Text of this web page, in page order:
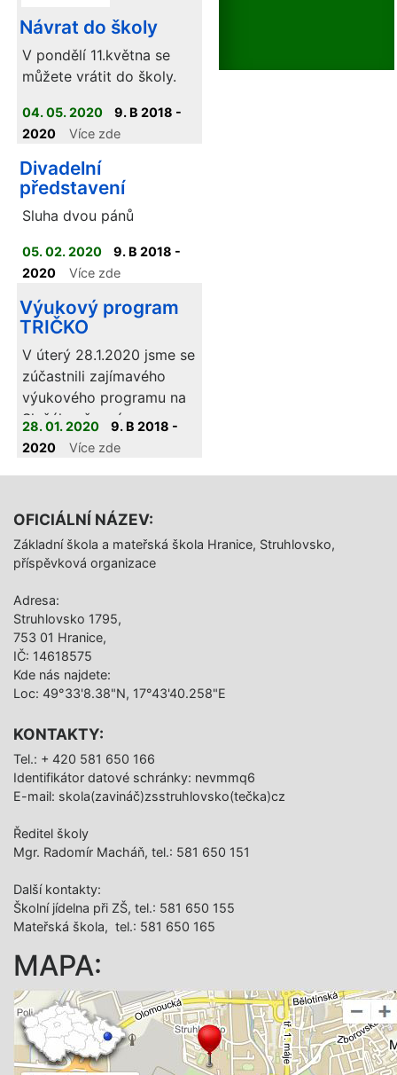
Návrat do školy
V pondělí 11.května se
můžete vrátit do školy.
04. 05. 2020
9. B 2018 -
2020
Více zde
Divadelní
představení
Sluha dvou pánů
05. 02. 2020
9. B 2018 -
2020
Více zde
Výukový program
TRIČKO
V úterý 28.1.2020 jsme se
zúčastnili zajímavého
výukového programu na
Sluňákově s názvem
"Tričko".
28. 01. 2020
9. B 2018 -
2020
Více zde
OFICIÁLNÍ NÁZEV:
Základní škola a mateřská škola Hranice, Struhlovsko,
příspěvková organizace
Adresa:
Struhlovsko 1795,
753 01 Hranice,
IČ: 14618575
Kde nás najdete:
Loc: 49°33'8.38"N, 17°43'40.258"E
KONTAKTY:
Tel.: + 420 581 650 166
Identifikátor datové schránky: nevmmq6
E-mail: skola(zavináč)zsstruhlovsko(tečka)cz
Ředitel školy
Mgr. Radomír Macháň, tel.: 581 650 151
Další­ kontakty:
Školní jídelna při ZŠ, tel.: 581 650 155
Mateřská škola, tel.: 581 650 165
MAPA: